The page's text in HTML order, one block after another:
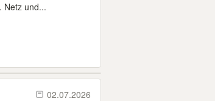
Netz und...
02.07.2026